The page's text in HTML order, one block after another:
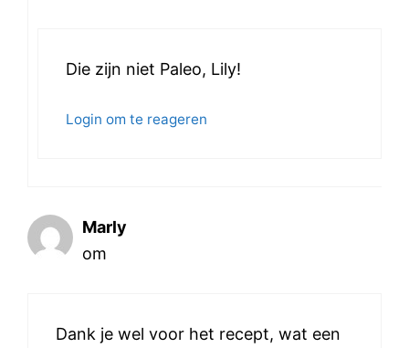
Die zijn niet Paleo, Lily!
Login om te reageren
Marly
om
Dank je wel voor het recept, wat een